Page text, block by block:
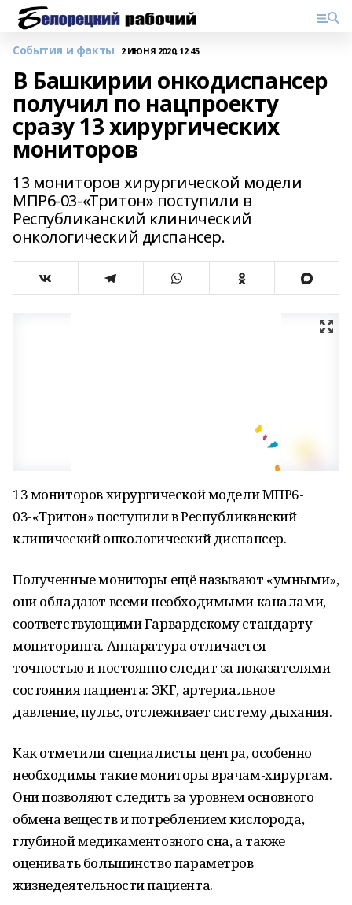
События и факты 2 ИЮНЯ 2020, 12:45
В Башкирии онкодиспансер
получил по нацпроекту
сразу 13 хирургических
мониторов
13 мониторов хирургической модели
МПР6-03-«Тритон» поступили в
Республиканский клинический
онкологический диспансер.
13 мониторов хирургической модели МПР6-
03-«Тритон» поступили в Республиканский
клинический онкологический диспансер.
Полученные мониторы ещё называют «умными»,
они обладают всеми необходимыми каналами,
соответствующими Гарвардскому стандарту
мониторинга. Аппаратура отличается
точностью и постоянно следит за показателями
состояния пациента: ЭКГ, артериальное
давление, пульс, отслеживает систему дыхания.
Как отметили специалисты центра, особенно
необходимы такие мониторы врачам-хирургам.
Они позволяют следить за уровнем основного
обмена веществ и потреблением кислорода,
глубиной медикаментозного сна, а также
оценивать большинство параметров
жизнедеятельности пациента.